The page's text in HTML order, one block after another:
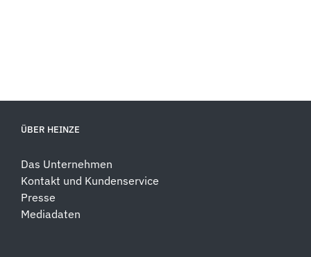
ÜBER HEINZE
Das Unternehmen
Kontakt und Kundenservice
Presse
Mediadaten